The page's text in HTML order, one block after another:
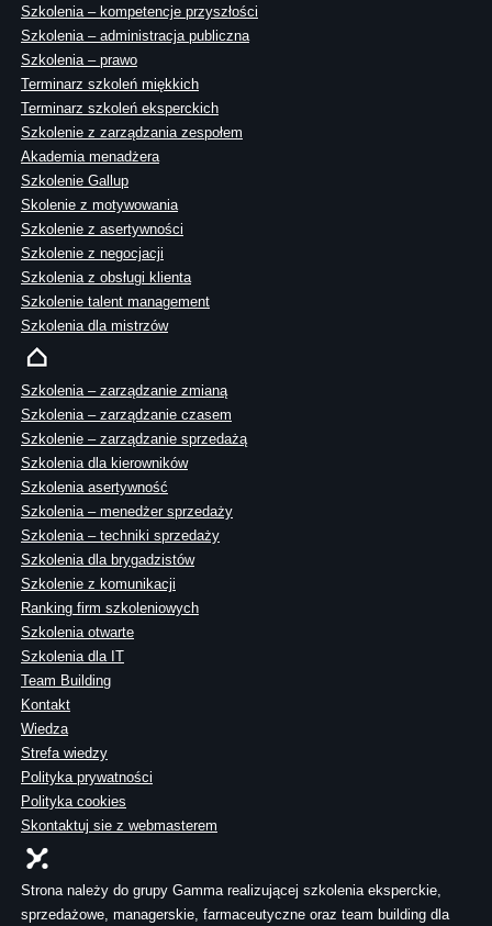
Szkolenia – kompetencje przyszłości
Szkolenia – administracja publiczna
Szkolenia – prawo
Terminarz szkoleń miękkich
Terminarz szkoleń eksperckich
Szkolenie z zarządzania zespołem
Akademia menadżera
Szkolenie Gallup
Skolenie z motywowania
Szkolenie z asertywności
Szkolenie z negocjacji
Szkolenia z obsługi klienta
Szkolenie talent management
Szkolenia dla mistrzów
Szkolenia – zarządzanie zmianą
Szkolenia – zarządzanie czasem
Szkolenie – zarządzanie sprzedażą
Szkolenia dla kierowników
Szkolenia asertywność
Szkolenia – menedżer sprzedaży
Szkolenia – techniki sprzedaży
Szkolenia dla brygadzistów
Szkolenie z komunikacji
Ranking firm szkoleniowych
Szkolenia otwarte
Szkolenia dla IT
Team Building
Kontakt
Wiedza
Strefa wiedzy
Polityka prywatności
Polityka cookies
Skontaktuj sie z webmasterem
Strona należy do grupy Gamma realizującej szkolenia eksperckie,
sprzedażowe, managerskie, farmaceutyczne oraz team building dla